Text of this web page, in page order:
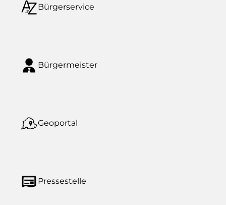
Bürgerservice
Bürgermeister
Geoportal
Pressestelle